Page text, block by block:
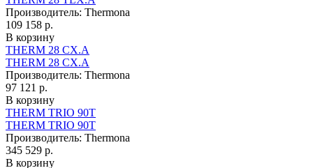
Производитель: Thermona
109 158 р.
В корзину
THERM 28 CX.A
THERM 28 CX.A
Производитель: Thermona
97 121 р.
В корзину
THERM TRIO 90T
THERM TRIO 90T
Производитель: Thermona
345 529 р.
В корзину